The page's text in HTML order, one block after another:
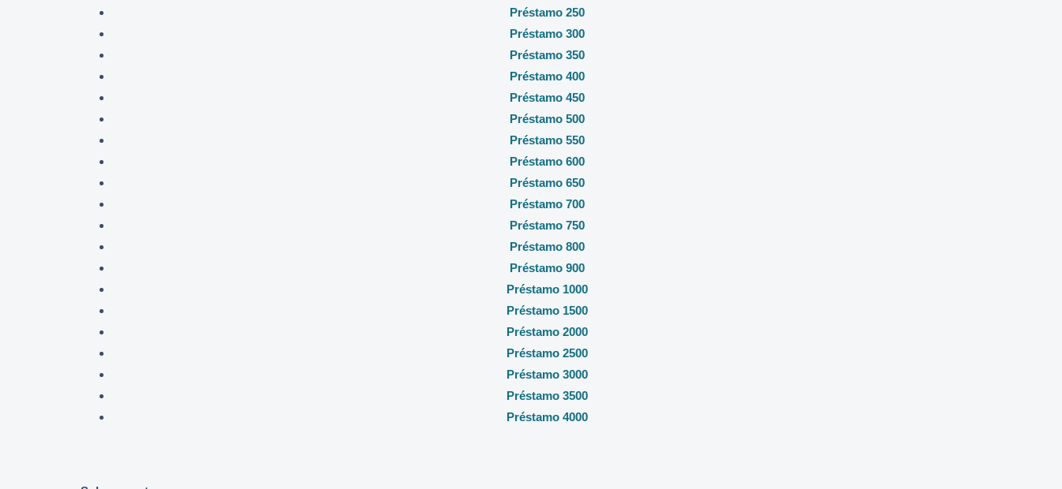
Préstamo 250
Préstamo 300
Préstamo 350
Préstamo 400
Préstamo 450
Préstamo 500
Préstamo 550
Préstamo 600
Préstamo 650
Préstamo 700
Préstamo 750
Préstamo 800
Préstamo 900
Préstamo 1000
Préstamo 1500
Préstamo 2000
Préstamo 2500
Préstamo 3000
Préstamo 3500
Préstamo 4000